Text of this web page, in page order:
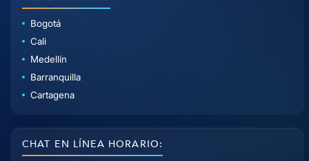
Bogotá
Cali
Medellín
Barranquilla
Cartagena
CHAT EN LÍNEA HORARIO: